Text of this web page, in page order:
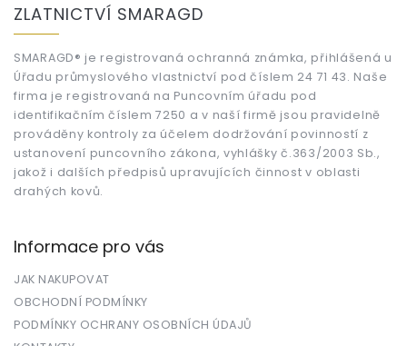
ZLATNICTVÍ SMARAGD
SMARAGD® je registrovaná ochranná známka, přihlášená u
Úřadu průmyslového vlastnictví pod číslem 24 71 43. Naše
firma je registrovaná na Puncovním úřadu pod
identifikačním číslem 7250 a v naší firmě jsou pravidelně
prováděny kontroly za účelem dodržování povinností z
ustanovení puncovního zákona, vyhlášky č.363/2003 Sb.,
jakož i dalších předpisů upravujících činnost v oblasti
drahých kovů.
Informace pro vás
JAK NAKUPOVAT
OBCHODNÍ PODMÍNKY
PODMÍNKY OCHRANY OSOBNÍCH ÚDAJŮ